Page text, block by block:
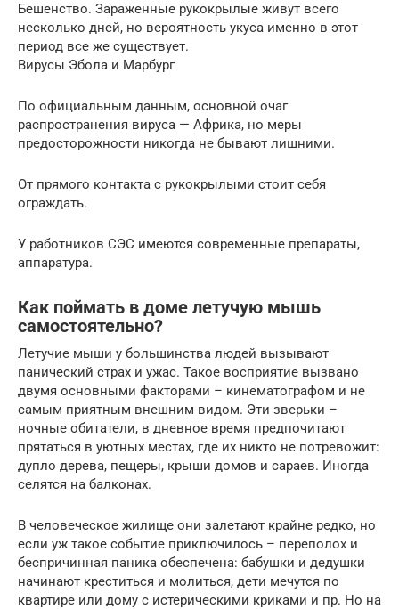
Бешенство. Зараженные рукокрылые живут всего
несколько дней, но вероятность укуса именно в этот
период все же существует.
Вирусы Эбола и Марбург
По официальным данным, основной очаг
распространения вируса — Африка, но меры
предосторожности никогда не бывают лишними.
От прямого контакта с рукокрылыми стоит себя
ограждать.
У работников СЭС имеются современные препараты,
аппаратура.
Как поймать в доме летучую мышь
самостоятельно?
Летучие мыши у большинства людей вызывают
панический страх и ужас. Такое восприятие вызвано
двумя основными факторами – кинематографом и не
самым приятным внешним видом. Эти зверьки –
ночные обитатели, в дневное время предпочитают
прятаться в уютных местах, где их никто не потревожит:
дупло дерева, пещеры, крыши домов и сараев. Иногда
селятся на балконах.
В человеческое жилище они залетают крайне редко, но
если уж такое событие приключилось – переполох и
беспричинная паника обеспечена: бабушки и дедушки
начинают креститься и молиться, дети мечутся по
квартире или дому с истерическими криками и пр. Но на